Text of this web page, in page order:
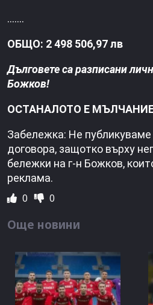
…….
ОБЩО: 2 498 506,97 лв
Дълговете са разписани
Божков!
ОСТАНАЛОТО Е
Забележка: Не
договора, защотко върху
бележки на г-н Божков,
реклама.
0 0
Още новини